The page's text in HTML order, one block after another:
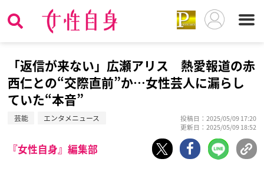
「返信が来ない」広瀬アリス 熱愛報道の赤
西仁との“交際直前”か…女性芸人に漏らし
ていた“本音”
芸能 エンタメニュース
投稿日：2025/05/09 17:20
更新日：2025/05/09 18:52
『女性自身』編集部